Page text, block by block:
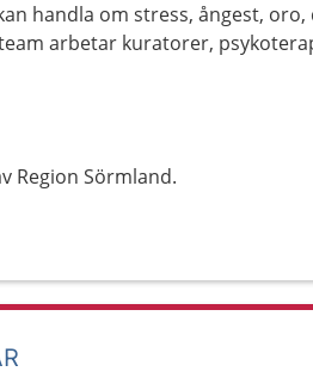
handla om stress, ångest, oro,
arbetar kuratorer,
Region Sörmland.